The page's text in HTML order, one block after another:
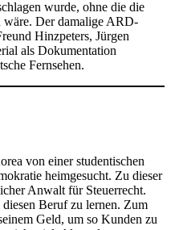
wurde, ohne die die
wäre. Der damalige ARD-
Hinzpeters, Jürgen
als Dokumentation
Fernsehen.
von einer studentischen
heimgesucht. Zu dieser
Anwalt für Steuerrecht.
Beruf zu lernen. Zum
Geld, um so Kunden zu